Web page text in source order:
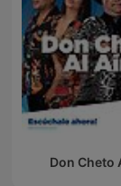
Don Cheto